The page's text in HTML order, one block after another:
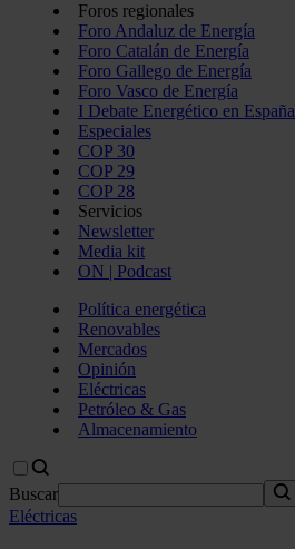
Foros regionales
Foro Andaluz de Energía
Foro Catalán de Energía
Foro Gallego de Energía
Foro Vasco de Energía
I Debate Energético en España
Especiales
COP 30
COP 29
COP 28
Servicios
Newsletter
Media kit
ON | Podcast
Política energética
Renovables
Mercados
Opinión
Eléctricas
Petróleo & Gas
Almacenamiento
Buscar
Eléctricas